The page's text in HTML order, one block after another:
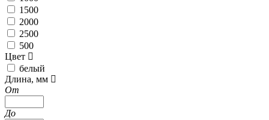
1500
2000
2500
500
Цвет
белый
Длина, мм
От
До